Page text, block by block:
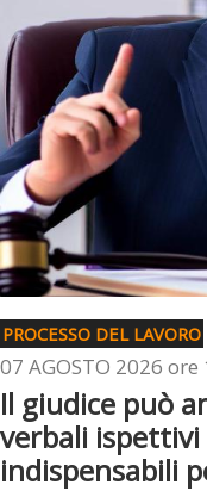
PROCESSO DEL LAVORO
07 AGOSTO 2026 ore
Il giudice può
verbali
indispensabili